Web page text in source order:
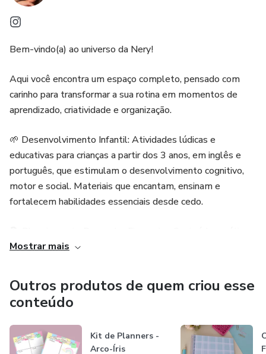
Bem-vindo(a) ao universo da Nery!
Aqui você encontra um espaço completo, pensado com
carinho para transformar a sua rotina em momentos de
aprendizado, criatividade e organização.
🌱 Desenvolvimento Infantil: Atividades lúdicas e
educativas para crianças a partir dos 3 anos, em inglês e
português, que estimulam o desenvolvimento cognitivo,
motor e social. Materiais que encantam, ensinam e
fortalecem habilidades essenciais desde cedo.
e inspiradores para quem deseja ter mais organização,
📖 Leituras e Dicas Especiais: Orientações valiosas que vão
desde educação até bem-estar, trazendo sempre
novidades para enriquecer o seu conhecimento.
Mostrar mais
Outros produtos de quem criou esse
conteúdo
Kit de Planners -
Arco-Íris